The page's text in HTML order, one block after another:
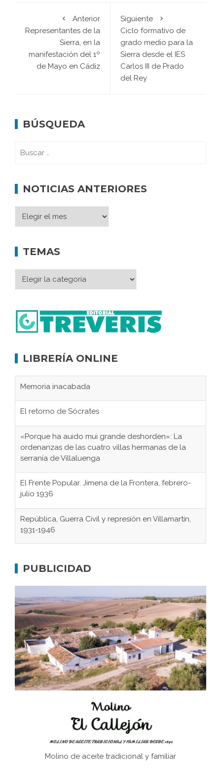
Anterior
Representantes de la
Sierra, en la
manifestación del 1º
de Mayo en Cádiz
Siguiente
Ciclo formativo de
grado medio para la
Sierra desde el IES
Carlos III de Prado
del Rey
BÚSQUEDA
NOTICIAS ANTERIORES
TEMAS
LIBRERÍA ONLINE
Memoria inacabada
El retorno de Sócrates
«Porque ha auido mui grande deshorden»: La
ordenanzas de las cuatro villas hermanas de la
serranía de Villaluenga
El Frente Popular. Jimena de la Frontera, febrero-
julio 1936
República, Guerra Civil y represión en Villamartín,
1931-1946
concentración nazis
Bornos
El Frente Popular. Ubrique, febrero-julio 1936
Juntar las letras. La alfabetización en el campo: del
afán de saber a la autogestión
Historia y vivencias del poblado de Los Hurones
PUBLICIDAD
Molino de aceite tradicional y familiar